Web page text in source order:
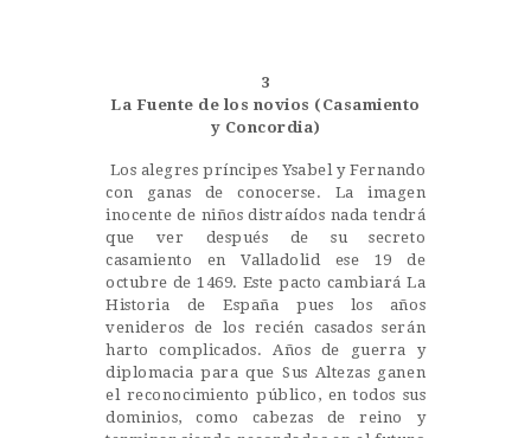
Castillo Monumento Colomares
BENALMÁDENA
INICIO
HISTORIA
CONSTRUCCIÓN
FOTOS
3
La Fuente de los novios (Casamiento
y Concordia)
Los alegres príncipes Ysabel y Fernando
con ganas de conocerse. La imagen
inocente de niños distraídos nada tendrá
que ver después de su secreto
casamiento en Valladolid ese 19 de
octubre de 1469. Este pacto cambiará La
Historia de España pues los años
venideros de los recién casados serán
harto complicados. Años de guerra y
diplomacia para que Sus Altezas ganen
el reconocimiento público, en todos sus
dominios, como cabezas de reino y